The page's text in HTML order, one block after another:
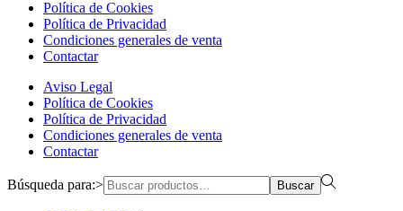
Política de Cookies
Política de Privacidad
Condiciones generales de venta
Contactar
Aviso Legal
Política de Cookies
Política de Privacidad
Condiciones generales de venta
Contactar
Búsqueda para:> Buscar